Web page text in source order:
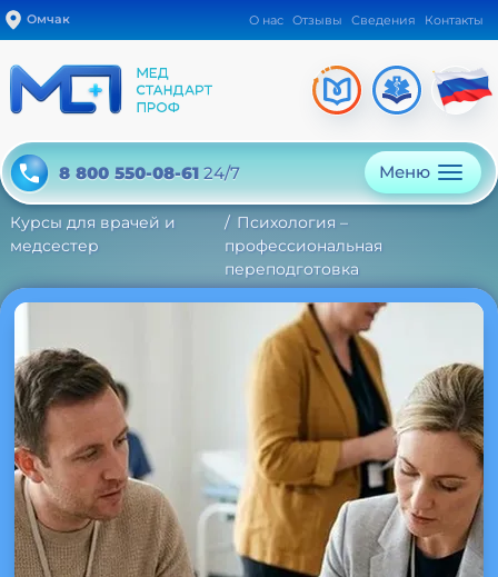
Омчак О нас Отзывы Сведения Контакты
8 800 550-08-61 24/7 Меню
Курсы для врачей и
медсестер
Психология –
профессиональная
переподготовка